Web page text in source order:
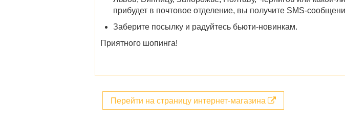
прибудет в почтовое отделение, вы получите SMS-
Заберите посылку и радуйтесь бьюти-новинкам.
Приятного шопинга!
Перейти на страницу интернет-магазина